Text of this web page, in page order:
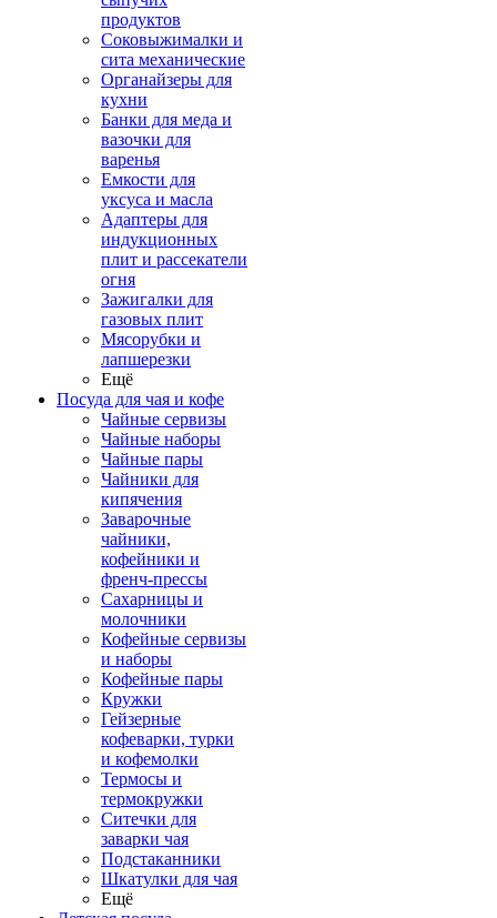
продуктов
Соковыжималки и
сита механические
Органайзеры для
кухни
Банки для меда и
вазочки для
варенья
Емкости для
уксуса и масла
Адаптеры для
индукционных
плит и рассекатели
огня
Зажигалки для
газовых плит
Мясорубки и
лапшерезки
Ещё
Посуда для чая и кофе
Чайные сервизы
Чайные наборы
Чайные пары
Чайники для
кипячения
Заварочные
чайники,
кофейники и
френч-прессы
Сахарницы и
молочники
Кофейные сервизы
и наборы
Кофейные пары
Кружки
Гейзерные
кофеварки, турки
и кофемолки
Термосы и
термокружки
Ситечки для
заварки чая
Подстаканники
Шкатулки для чая
Ещё